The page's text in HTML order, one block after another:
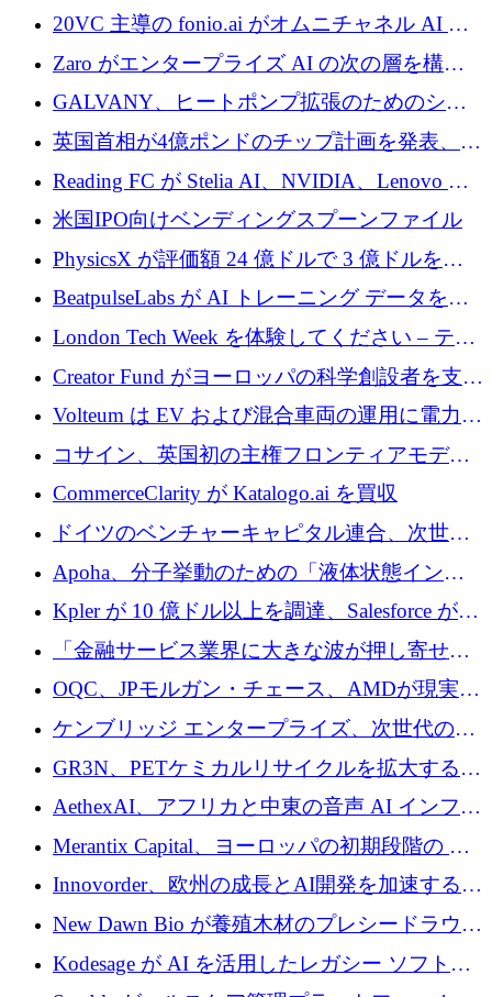
業者を支援するために 6,000 万ユーロを調達
20VC 主導の fonio.ai がオムニチャネル AI プ
ラットフォームのために 1,700 万ドルを調達
Zaro がエンタープライズ AI の次の層を構築
するために 510 万ドルを獲得
GALVANY、ヒートポンプ拡張のためのシー
ドラウンドで1,000万ユーロを確保
英国首相が4億ポンドのチップ計画を発表、英
国の新興企業は「ここで拡大」し「ここに留
まる」
Reading FC が Stelia AI、NVIDIA、Lenovo と
協力して AI Center of Excellence を立ち上げ
米国IPO向けベンディングスプーンファイル
PhysicsX が評価額 24 億ドルで 3 億ドルを調
達
BeatpulseLabs が AI トレーニング データを拡
張するために 180 万ドルのプレシードを調達
London Tech Week を体験してください – テク
ノロジーがヨーロッパのイノベーションの未
来を形作る場所
Creator Fund がヨーロッパの科学創設者を支援
するために 5,600 万ドルを調達
Volteum は EV および混合車両の運用に電力を
供給するために 250 万ユーロを寄付
コサイン、英国初の主権フロンティアモデル
で業界の支援を確保
CommerceClarity が Katalogo.ai を買収
ドイツのベンチャーキャピタル連合、次世代
スタートアップの成長に向けて機関投資家へ
の資本シフトを呼びかけ
Apoha、分子挙動のための「液体状態インテ
リジェンス」を構築するために3,600万ドルを
かけてステルス状態から出現
Kpler が 10 億ドル以上を調達、Salesforce が
Contentful を買収、Built in Europe キャンペー
ンを開始
「金融サービス業界に大きな波が押し寄せて
いる」と「欧州初のAIネイティブ銀行」のボ
スが語る
OQC、JPモルガン・チェース、AMDが現実世
界のフィンテック・アプリケーションを探索
するためにQuantum-AIデータセンターを立ち
上げ
ケンブリッジ エンタープライズ、次世代のデ
ィープテック創設者向けにロンドンの出発点
を構築
GR3N、PETケミカルリサイクルを拡大するた
めにシリーズBで1,550万ユーロを調達
AethexAI、アフリカと中東の音声 AI インフラ
ストラクチャを構築するために 300 万ドルを
Merantix Capital、ヨーロッパの初期段階の AI
スタートアップ向けに 1 億 300 万ユーロのフ
ァンドを立ち上げる
Innovorder、欧州の成長とAI開発を加速するた
めに2,000万ユーロを確保
New Dawn Bio が養殖木材のプレシードラウン
ドで 210 万ユーロを調達
Kodesage が AI を活用したレガシー ソフトウ
ェアの最新化のために 660 万ドルを調達